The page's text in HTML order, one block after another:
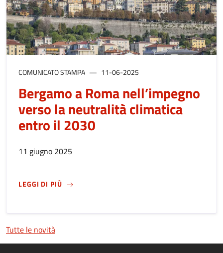
COMUNICATO STAMPA 11-06-2025
Bergamo a Roma nell’impegno
verso la neutralità climatica
entro il 2030
11 giugno 2025
LEGGI DI PIÙSUBERGAMO A ROMA NELL’IMPEGNO
Tutte le novità